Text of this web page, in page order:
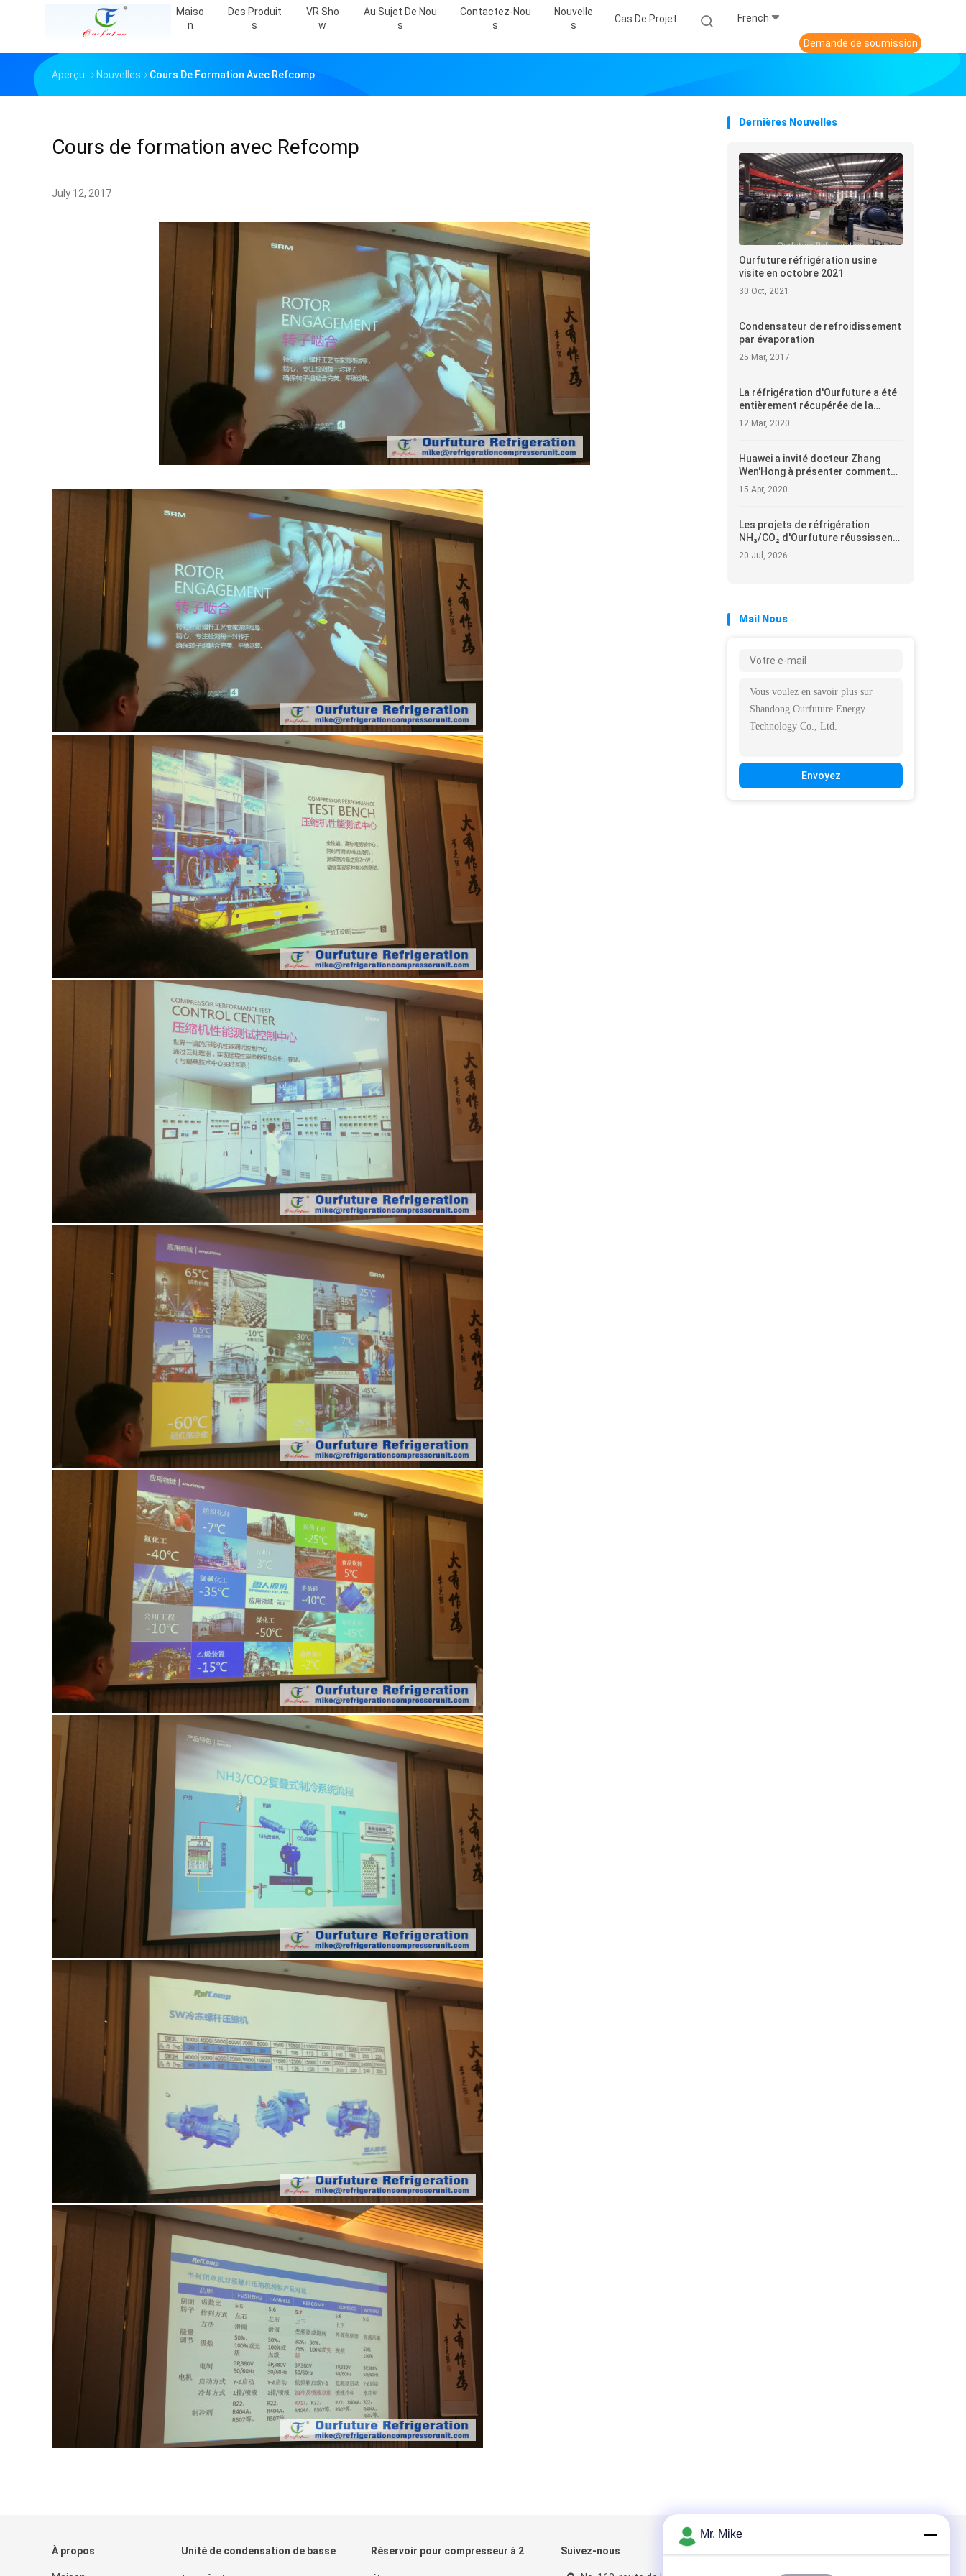
Maiso
N
Des Produit
S
VR Sho
W
Au Sujet De Nou
S
Contactez-Nou
S
Nouvelle
S
Cas De Projet French
Demande de soumission
Aperçu Nouvelles Cours De Formation Avec Refcomp
Cours de formation avec Refcomp
July 12, 2017
Dernières Nouvelles
Ourfuture réfrigération usine
visite en octobre 2021
30 Oct, 2021
Condensateur de refroidissement
par évaporation
25 Mar, 2017
La réfrigération d'Ourfuture a été
entièrement récupérée de la
quarantaine de virus de couronne
12 Mar, 2020
Huawei a invité docteur Zhang
Wen'Hong à présenter comment
rester sûr du virus de couronne
(Covid-19)
15 Apr, 2020
Les projets de réfrigération
NH₃/CO₂ d'Ourfuture réussissent
l'inspection de réception sur site
20 Jul, 2026
Mail Nous
Envoyez
À propos Unité de condensation de basse Réservoir pour compresseur à 2 Suivez-nous
Mr. Mike